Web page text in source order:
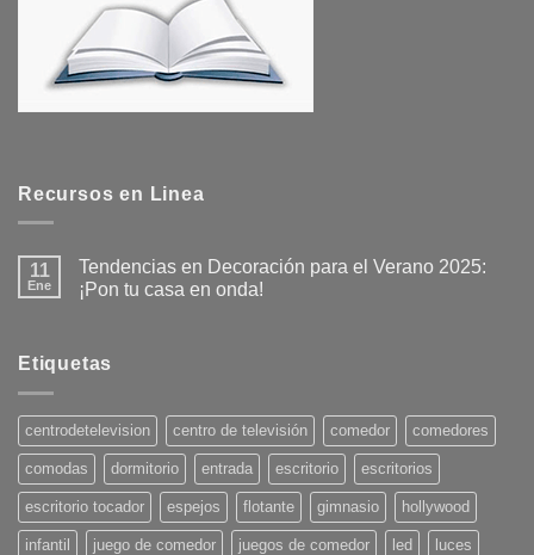
Recursos en Linea
11
Ene
Tendencias en Decoración para el Verano 2025:
¡Pon tu casa en onda!
en
para
el
Verano
2025:
¡Pon
tu
casa
en
onda!
Etiquetas
centrodetelevision centro de televisión comedor comedores
comodas dormitorio entrada escritorio escritorios
escritorio tocador espejos flotante gimnasio hollywood
infantil juego de comedor juegos de comedor led luces